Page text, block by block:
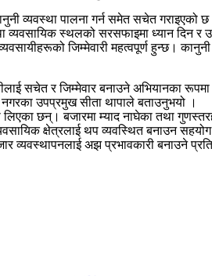
व्यवस्था पालना गर्न समेत सचेत गराइएको छ
स्थलको सरसफाइमा ध्यान दिन र
जिम्मेवारी महत्वपूर्ण हुन्छ।
सचेत र जिम्मेवार बनाउने अभियानका
नगरका उपप्रमुख सीता थापाले बताउनुभयो ।
छन्। बजारमा म्याद नाघेका तथा
क्षेत्रलाई थप व्यवस्थित बनाउन सहयोग
व्यवस्थापनलाई अझ प्रभावकारी बनाउने